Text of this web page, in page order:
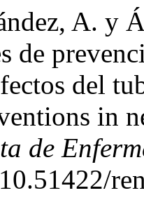
A. y
de
del
in
de